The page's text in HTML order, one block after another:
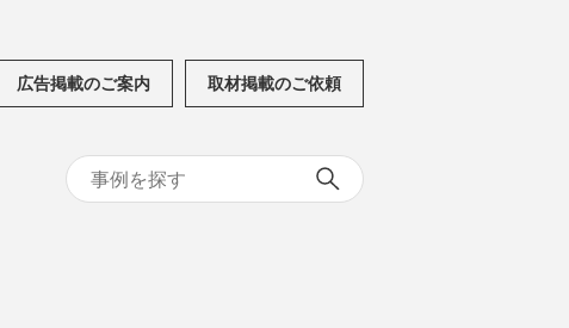
広告掲載のご案内 取材掲載のご依頼